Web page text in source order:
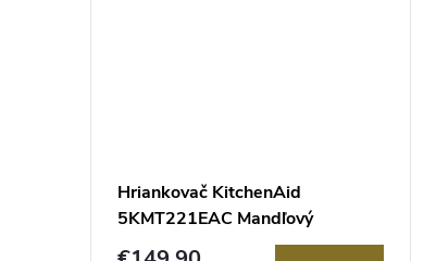
Hriankovač KitchenAid
5KMT221EAC Mandľový